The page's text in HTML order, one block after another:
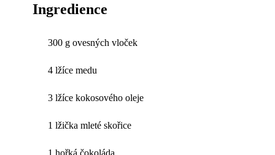
Ingredience
300 g ovesných vloček
4 lžíce medu
3 lžíce kokosového oleje
1 lžička mleté skořice
1 hořká čokoláda